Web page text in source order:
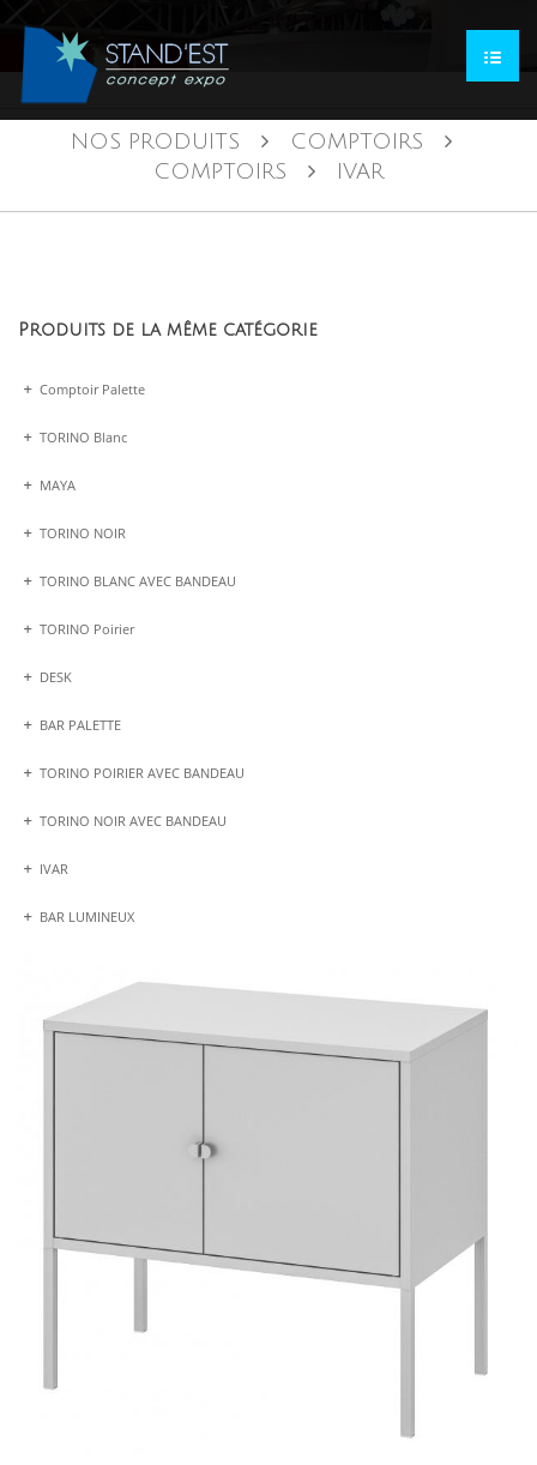
NOS PRODUITS
COMPTOIRS
COMPTOIRS
IVAR
Produits de la même catégorie
Comptoir Palette
TORINO Blanc
MAYA
TORINO NOIR
TORINO BLANC AVEC BANDEAU
TORINO Poirier
DESK
BAR PALETTE
TORINO POIRIER AVEC BANDEAU
TORINO NOIR AVEC BANDEAU
IVAR
BAR LUMINEUX